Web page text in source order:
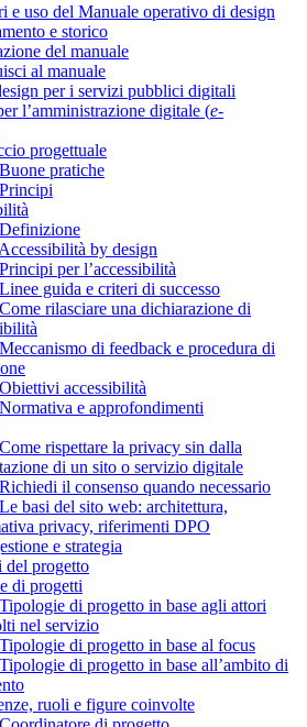
e uso del Manuale operativo di design
e storico
del manuale
al manuale
per i servizi pubblici digitali
l’amministrazione digitale (e-
progettuale
pratiche
by design
per l’accessibilità
guida e criteri di successo
rilasciare una dichiarazione di
di feedback e procedura di
accessibilità
e approfondimenti
rispettare la privacy sin dalla
di un sito o servizio digitale
il consenso quando necessario
basi del sito web: architettura,
privacy, riferimenti DPO
e strategia
progetto
di progetti
di progetto in base agli attori
nel servizio
di progetto in base al focus
di progetto in base all’ambito di
ruoli e figure coinvolte